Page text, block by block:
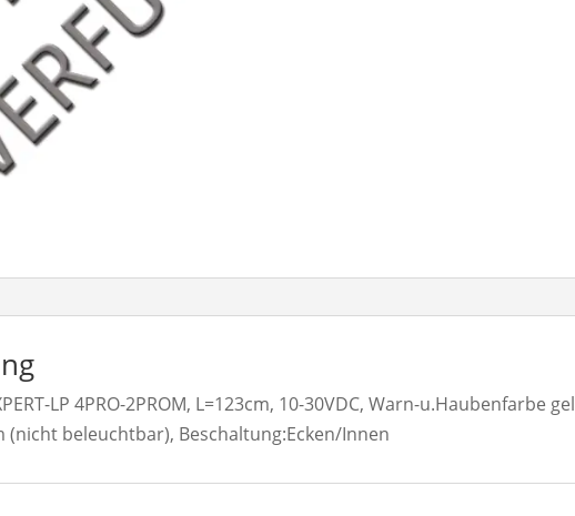
LP 4PRO-2PROM, L=123cm, 10-30VDC, Warn-u.Haubenfarbe
(nicht beleuchtbar), Beschaltung:Ecken/Innen